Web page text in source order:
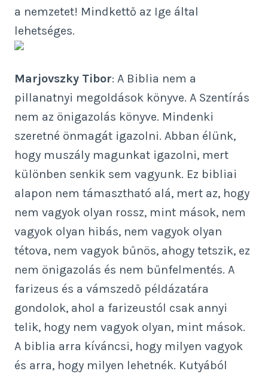
a nemzetet! Mindkettő az Ige által
lehetséges.
Marjovszky Tibor: A Biblia nem a
pillanatnyi megoldások könyve. A Szentírás
nem az önigazolás könyve. Mindenki
szeretné önmagát igazolni. Abban élünk,
hogy muszály magunkat igazolni, mert
különben senkik sem vagyunk. Ez bibliai
alapon nem támasztható alá, mert az, hogy
nem vagyok olyan rossz, mint mások, nem
vagyok olyan hibás, nem vagyok olyan
tétova, nem vagyok bűnös, ahogy tetszik, ez
nem önigazolás és nem bűnfelmentés. A
farizeus és a vámszedő példázatára
gondolok, ahol a farizeustól csak annyi
telik, hogy nem vagyok olyan, mint mások.
A biblia arra kíváncsi, hogy milyen vagyok
és arra, hogy milyen lehetnék. Kutyából